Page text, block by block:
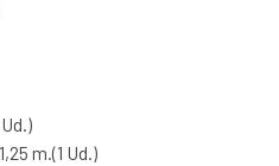
m.(1 Ud.)